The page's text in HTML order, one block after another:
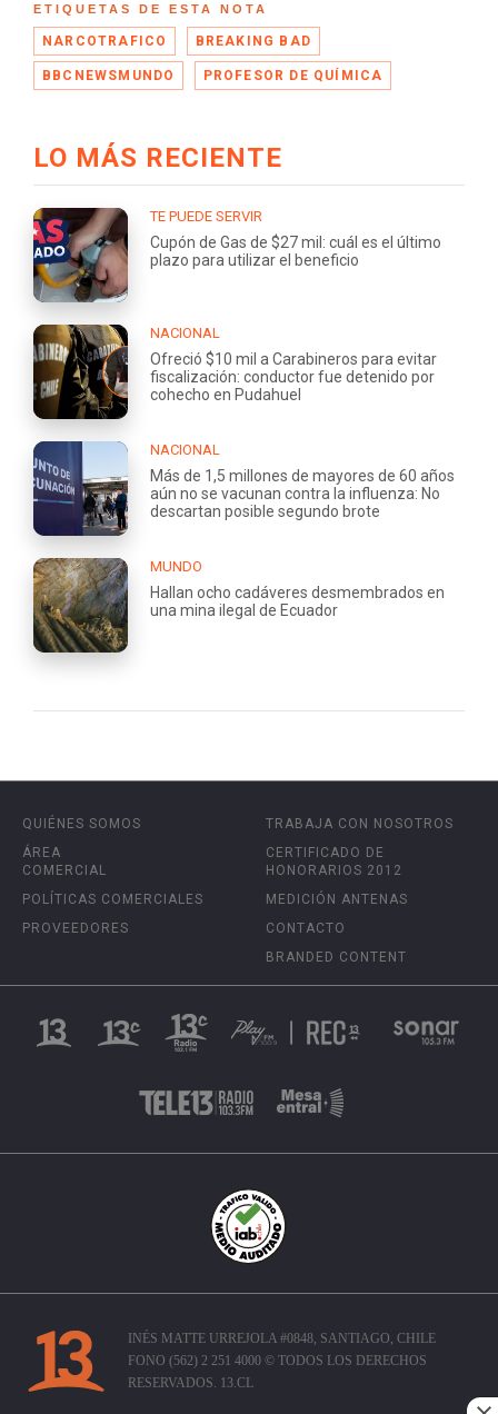
ETIQUETAS DE ESTA NOTA
NARCOTRAFICO BREAKING BAD
BBCNEWSMUNDO PROFESOR DE QUÍMICA
LO MÁS RECIENTE
TE PUEDE SERVIR
Cupón de Gas de $27 mil: cuál es el último
plazo para utilizar el beneficio
NACIONAL
Ofreció $10 mil a Carabineros para evitar
fiscalización: conductor fue detenido por
cohecho en Pudahuel
NACIONAL
Más de 1,5 millones de mayores de 60 años
aún no se vacunan contra la influenza: No
descartan posible segundo brote
MUNDO
Hallan ocho cadáveres desmembrados en
una mina ilegal de Ecuador
QUIÉNES SOMOS
ÁREA
COMERCIAL
POLÍTICAS COMERCIALES
PROVEEDORES
TRABAJA CON NOSOTROS
CERTIFICADO DE
HONORARIOS 2012
MEDICIÓN ANTENAS
CONTACTO
BRANDED CONTENT
INÉS MATTE URREJOLA #0848, SANTIAGO, CHILE
FONO (562) 2 251 4000 © TODOS LOS DERECHOS
RESERVADOS. 13.CL